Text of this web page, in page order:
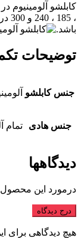
، 185 ، 240 و 300 در
باشد.
توضیحات
جنس کابلشو
جنس هادی تمام
دیدگاهها
درمورد این محصول
درج دیدگاه
هیچ دیدگاهی